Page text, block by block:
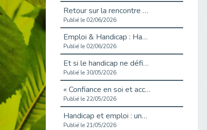
Retour sur la rencontre entre Cap Emploi 92 et Thales (Campus Meudon)
Publié le 02/06/2026
Emploi & Handicap : Hachette Livre et Cap emploi 92 renforcent leur collaboration
Publié le 02/06/2026
Et si le handicap ne définissait plus la carrière ?
Publié le 30/05/2026
« Confiance en soi et acceptation du handicap » : un levier puissant vers l’emploi
Publié le 22/05/2026
Handicap et emploi : une matinée pour briser les tabous
Publié le 21/05/2026